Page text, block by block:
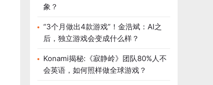
象？
“3个月做出4款游戏”！金浩斌：AI之
后，独立游戏会变成什么样？
Konami揭秘:《寂静岭》团队80%人不
会英语，如何照样做全球游戏？